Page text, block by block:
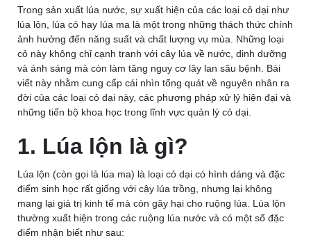
Trong sản xuất lúa nước, sự xuất hiện của các loại cỏ dại như
lúa lộn, lúa cỏ hay lúa ma là một trong những thách thức chính
ảnh hưởng đến năng suất và chất lượng vụ mùa. Những loại
cỏ này không chỉ cạnh tranh với cây lúa về nước, dinh dưỡng
và ánh sáng mà còn làm tăng nguy cơ lây lan sâu bệnh. Bài
viết này nhằm cung cấp cái nhìn tổng quát về nguyên nhân ra
đời của các loại cỏ dại này, các phương pháp xử lý hiện đại và
những tiến bộ khoa học trong lĩnh vực quản lý cỏ dại.
1. Lúa lộn là gì?
Lúa lộn (còn gọi là lúa ma) là loại cỏ dại có hình dáng và đặc
điểm sinh học rất giống với cây lúa trồng, nhưng lại không
mang lại giá trị kinh tế mà còn gây hại cho ruộng lúa. Lúa lộn
thường xuất hiện trong các ruộng lúa nước và có một số đặc
điểm nhận biết như sau: